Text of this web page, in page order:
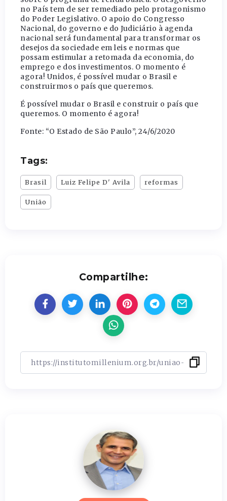
no País tem de ser remediado pelo protagonismo
do Poder Legislativo. O apoio do Congresso
Nacional, do governo e do Judiciário à agenda
nacional será fundamental para transformar os
desejos da sociedade em leis e normas que
possam estimular a retomada da economia, do
emprego e dos investimentos. O momento é
agora! Unidos, é possível mudar o Brasil e
construirmos o país que queremos.
É possível mudar o Brasil e construir o país que
queremos. O momento é agora!
Fonte: “O Estado de São Paulo”, 24/6/2020
Tags:
Brasil Luiz Felipe D' Avila reformas
União
Compartilhe: